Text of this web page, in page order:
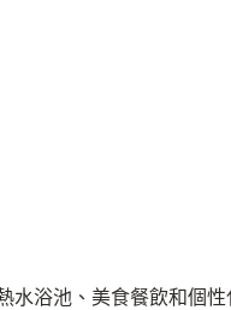
水浴池、美食餐飲和個性